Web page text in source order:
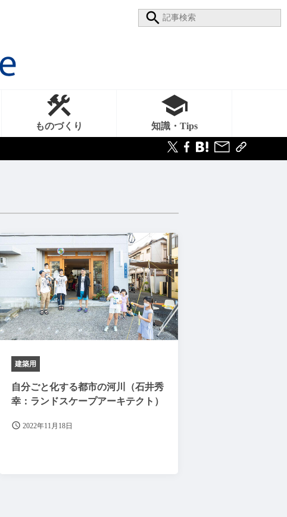
ものづくり 知識・Tips
建築用
自分ごと化する都市の河川（石井秀
幸：ランドスケープアーキテクト）
2022年11月18日